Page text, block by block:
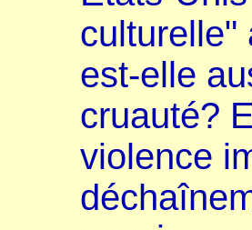
culturelle"
est-elle
cruauté?
violence